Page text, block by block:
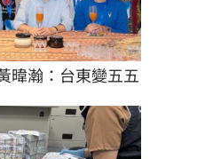
暐瀚：台東變五五